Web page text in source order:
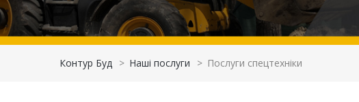
Контур Буд > Наші послуги > Послуги спецтехніки